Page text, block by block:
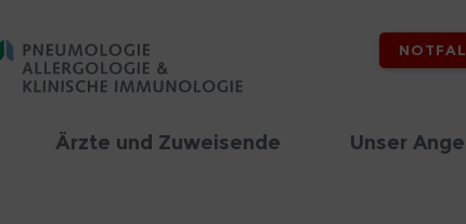
Ärzte und Zuweisende Unser